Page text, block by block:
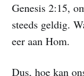
Genesis 2:15,
steeds geldig.
eer aan Hom.
Dus, hoe kan